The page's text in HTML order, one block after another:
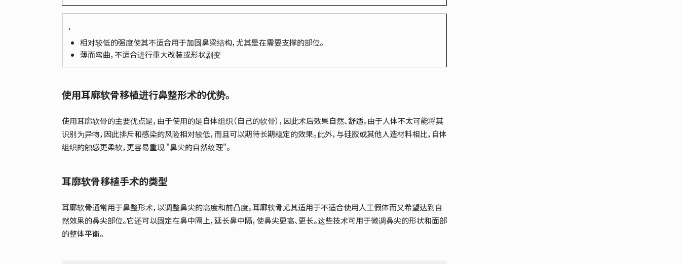
.
相对较低的强度使其不适合用于加固鼻梁结构，尤其是在需要支撑的部位。
薄而弯曲，不适合进行重大改装或形状剧变
使用耳廓软骨移植进行鼻整形术的优势。
使用耳廓软骨的主要优点是，由于使用的是自体组织（自己的软骨），因此术后效果自然、舒适。由于人体不太可能将其
识别为异物，因此排斥和感染的风险相对较低，而且可以期待长期稳定的效果。此外，与硅胶或其他人造材料相比，自体
组织的触感更柔软，更容易重现 "鼻尖的自然纹理"。
耳廓软骨移植手术的类型
耳廓软骨通常用于鼻整形术，以调整鼻尖的高度和前凸度。耳廓软骨尤其适用于不适合使用人工假体而又希望达到自
然效果的鼻尖部位。它还可以固定在鼻中隔上，延长鼻中隔，使鼻尖更高、更长。这些技术可用于微调鼻尖的形状和面部
的整体平衡。